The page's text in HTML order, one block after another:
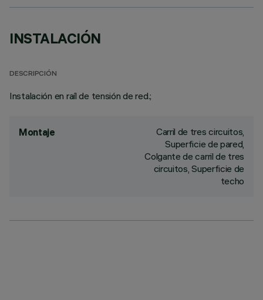
INSTALACIÓN
DESCRIPCIÓN
Instalación en raíl de tensión de red.;
Montaje
Carril de tres circuitos,
Superficie de pared,
Colgante de carril de tres
circuitos, Superficie de
techo